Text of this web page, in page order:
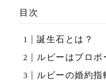
目次
誕生石とは？
ルビーはプロポ
ルビーの婚約指